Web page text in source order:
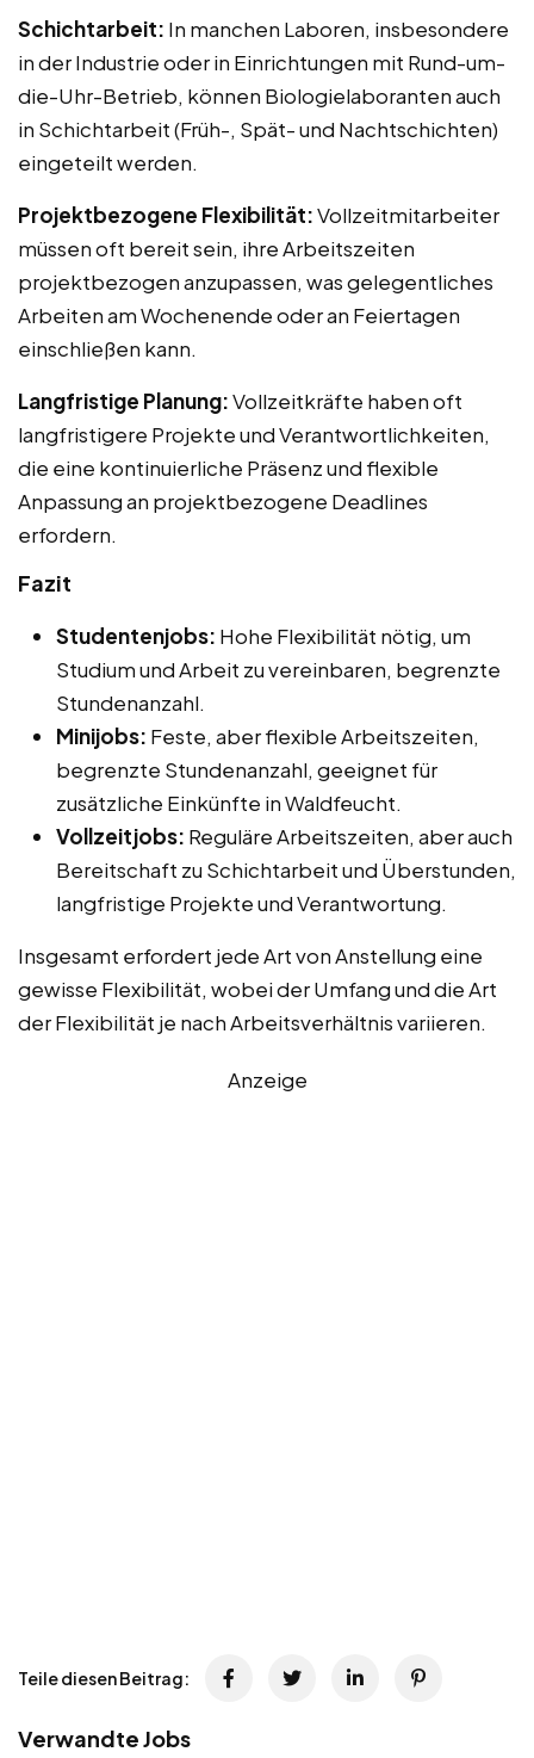
Schichtarbeit: In manchen Laboren, insbesondere
in der Industrie oder in Einrichtungen mit Rund-um-
die-Uhr-Betrieb, können Biologielaboranten auch
in Schichtarbeit (Früh-, Spät- und Nachtschichten)
eingeteilt werden.
Projektbezogene Flexibilität:Vollzeitmitarbeiter
müssen oft bereit sein, ihre Arbeitszeiten
projektbezogen anzupassen, was gelegentliches
Arbeiten am Wochenende oder an Feiertagen
einschließen kann.
Langfristige Planung:Vollzeitkräfte haben oft
langfristigere Projekte und Verantwortlichkeiten,
die eine kontinuierliche Präsenz und flexible
Anpassung an projektbezogene Deadlines
erfordern.
Fazit
Studentenjobs: Hohe Flexibilität nötig, um
Studium und Arbeit zu vereinbaren, begrenzte
Stundenanzahl.
Minijobs: Feste, aber flexible Arbeitszeiten,
begrenzte Stundenanzahl, geeignet für
zusätzliche Einkünfte in Waldfeucht.
Vollzeitjobs: Reguläre Arbeitszeiten, aber auch
Bereitschaft zu Schichtarbeit und Überstunden,
langfristige Projekte und Verantwortung.
Insgesamt erfordert jede Art von Anstellung eine
gewisse Flexibilität, wobei der Umfang und die Art
der Flexibilität je nach Arbeitsverhältnis variieren.
Anzeige
Teile diesen Beitrag:
Verwandte Jobs